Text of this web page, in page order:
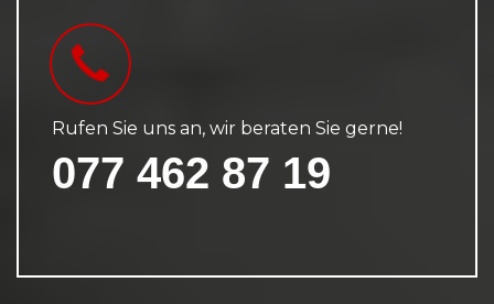
Rufen Sie uns an, wir beraten Sie gerne!
077 462 87 19